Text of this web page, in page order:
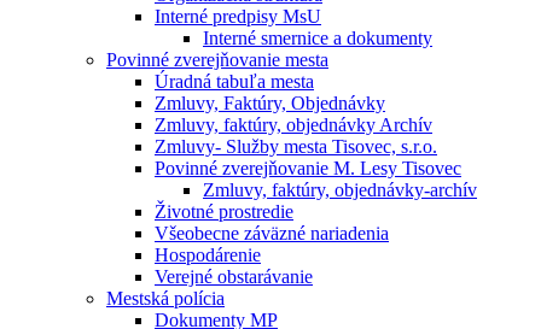
Interné predpisy MsU
Interné smernice a dokumenty
Povinné zverejňovanie mesta
Úradná tabuľa mesta
Zmluvy, Faktúry, Objednávky
Zmluvy, faktúry, objednávky Archív
Zmluvy- Služby mesta Tisovec, s.r.o.
Povinné zverejňovanie M. Lesy Tisovec
Zmluvy, faktúry, objednávky-archív
Životné prostredie
Všeobecne záväzné nariadenia
Hospodárenie
Verejné obstarávanie
Mestská polícia
Dokumenty MP